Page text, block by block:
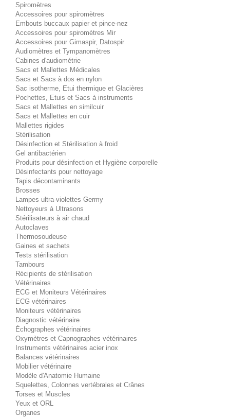
Spiromètres
Accessoires pour spiromètres
Embouts buccaux papier et pince-nez
Accessoires pour spiromètres Mir
Accessoires pour Gimaspir, Datospir
Audiomètres et Tympanomètres
Cabines d'audiométrie
Sacs et Mallettes Médicales
Sacs et Sacs à dos en nylon
Sac isotherme, Etui thermique et Glacières
Pochettes, Etuis et Sacs à instruments
Sacs et Mallettes en similcuir
Sacs et Mallettes en cuir
Mallettes rigides
Stérilisation
Désinfection et Stérilisation à froid
Gel antibactérien
Produits pour désinfection et Hygiène corporelle
Désinfectants pour nettoyage
Tapis décontaminants
Brosses
Lampes ultra-violettes Germy
Nettoyeurs à Ultrasons
Stérilisateurs à air chaud
Autoclaves
Thermosoudeuse
Gaines et sachets
Tests stérilisation
Tambours
Récipients de stérilisation
Vétérinaires
ECG et Moniteurs Vétérinaires
ECG vétérinaires
Moniteurs vétérinaires
Diagnostic vétérinaire
Échographes vétérinaires
Oxymètres et Capnographes vétérinaires
Instruments vétérinaires acier inox
Balances vétérinaires
Mobilier vétérinaire
Modèle d'Anatomie Humaine
Squelettes, Colonnes vertébrales et Crânes
Torses et Muscles
Yeux et ORL
Organes